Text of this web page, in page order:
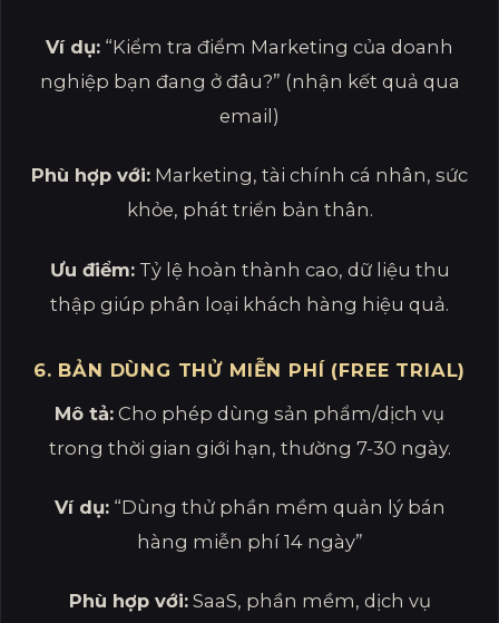
Ví dụ: “Kiểm tra điểm Marketing của doanh
nghiệp bạn đang ở đâu?” (nhận kết quả qua
email)
Phù hợp với: Marketing, tài chính cá nhân, sức
khỏe, phát triển bản thân.
Ưu điểm:Tỷ lệ hoàn thành cao, dữ liệu thu
thập giúp phân loại khách hàng hiệu quả.
6. BẢN DÙNG THỬ MIỄN PHÍ (FREE TRIAL)
Mô tả: Cho phép dùng sản phẩm/dịch vụ
trong thời gian giới hạn, thường 7-30 ngày.
Ví dụ:“Dùng thử phần mềm quản lý bán
hàng miễn phí 14 ngày”
Phù hợp với:SaaS, phần mềm, dịch vụ